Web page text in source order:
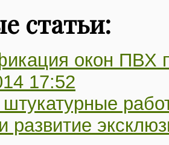
статьи:
окон ПВХ
17:52
штукатурные
развитие